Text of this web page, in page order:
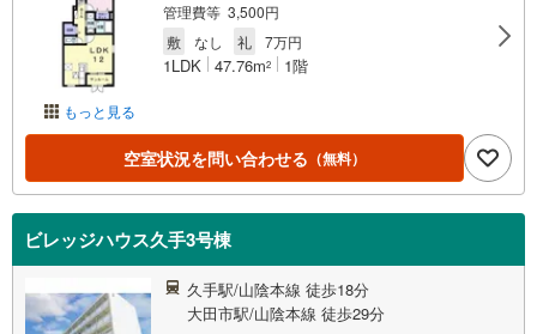
もっと見る
管理費等 3,500円
敷
なし 礼 7万円
1LDK 47.76m2 1階
空室状況を問い合わせる （無料）
ビレッジハウス久手3号棟
久手駅/山陰本線 徒歩18分
大田市駅/山陰本線 徒歩29分